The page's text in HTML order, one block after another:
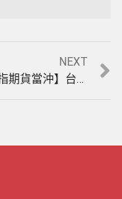
NEXT
【台指期貨當沖】台指期貨每天都是盤整盤，教你盤整盤一樣可以賺大錢的方法，實例印證教學。(1140903) #期貨軟體#當沖#夜盤#台指期夜盤#當沖教學#期貨當沖技巧#期貨當沖#期貨教學